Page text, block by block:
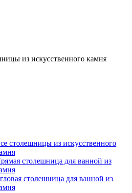
из искусственного камня
столешницы из искусственного
столешница для ванной из
столешница для ванной из